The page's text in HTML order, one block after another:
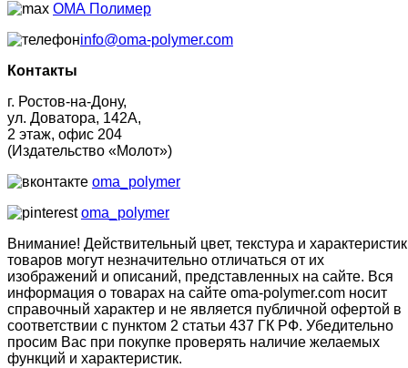
ОМА Полимер
info@oma-polymer.com
Контакты
г. Ростов-на-Дону,
ул. Доватора, 142А,
2 этаж, офис 204
(Издательство «Молот»)
oma_polymer
oma_polymer
Внимание! Действительный цвет, текстура и
товаров могут незначительно отличаться от их
изображений и описаний, представленных на сайте. Вся
информация о товарах на сайте oma-polymer.com носит
справочный характер и не является публичной офертой в
соответствии с пунктом 2 статьи 437 ГК РФ. Убедительно
просим Вас при покупке проверять наличие желаемых
функций и характеристик.